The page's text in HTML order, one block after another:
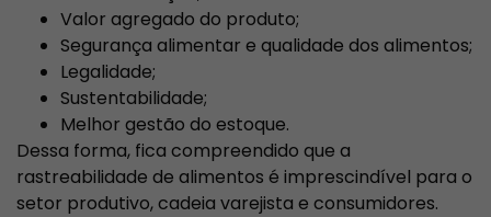
Valor agregado do produto;
Segurança alimentar e qualidade dos alimentos;
Legalidade;
Sustentabilidade;
Melhor gestão do estoque.
Dessa forma, fica compreendido que a
rastreabilidade de alimentos é imprescindível para o
setor produtivo, cadeia varejista e consumidores.